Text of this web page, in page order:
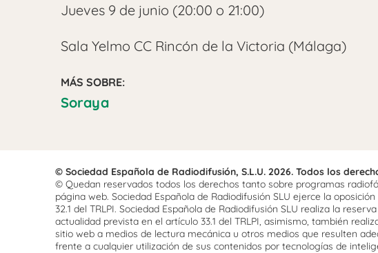
Jueves 9 de junio (20:00 o 21:00)
Sala Yelmo CC Rincón de la Victoria (Málaga)
MÁS SOBRE:
Soraya
© Sociedad Española de Radiodifusión, S.L.U. 2026. Todos los
© Quedan reservados todos los derechos tanto sobre programas
página web. Sociedad Española de Radiodifusión SLU ejerce la
32.1 del TRLPI. Sociedad Española de Radiodifusión SLU realiza la
actualidad prevista en el artículo 33.1 del TRLPI, asimismo, también
sitio web a medios de lectura mecánica u otros medios que resulten
frente a cualquier utilización de sus contenidos por tecnologías de